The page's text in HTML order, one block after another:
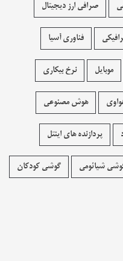
صرافی ارز دیجیتال
فناوری آسیا
موبایل نرخ بیکاری
هوش مصنوعی
پردازنده های اینتل
شیائومی گوشی کودکان